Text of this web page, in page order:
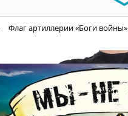
Флаг артиллерии «Боги войны»